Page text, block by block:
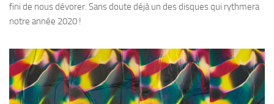
fini de nous dévorer. Sans doute déjà un des disques qui rythmera
notre année 2020 !